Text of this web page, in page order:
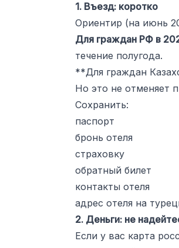
1. Въезд: коротко
Ориентир (на июнь
Для граждан РФ в
течение полугода.
**Для граждан
Но это не отменяет
Сохранить:
паспорт
бронь отеля
страховку
обратный билет
контакты отеля
адрес отеля на
2. Деньги: не
Если у вас карта